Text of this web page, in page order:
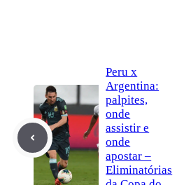
Peru x
Argentina:
palpites,
onde
assistir e
onde
apostar –
Eliminatórias